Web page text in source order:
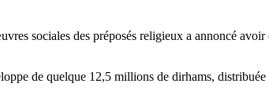
sociales des préposés religieux a annoncé
de quelque 12,5 millions de dirhams,